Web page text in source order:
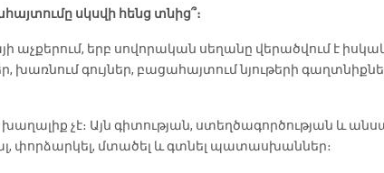
սկսվի հենց տնից՞։
աչքերում, երբ սովորական սեղանը վերածվում է
խառնում գույներ, բացահայտում նյութերի
չէ։ Այն գիտության, ստեղծագործության և
փորձարկել, մտածել և գտնել պատասխաններ։